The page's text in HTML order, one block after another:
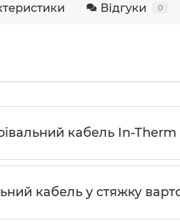
Відгуки 0
кабель In-
кабель у стяжку